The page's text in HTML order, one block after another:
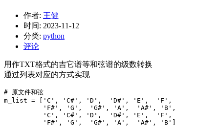
作者: 王健
时间: 2023-11-12
分类: python
评论
用作TXT格式的吉它谱等和弦谱的级数转换
通过列表对应的方式实现
# 原文件和弦
m_list = ['C', 'C#', 'D',  'D#', 'E',  'F',
          'F#', 'G',  'G#', 'A',  'A#', 'B',
          'C', 'C#', 'D',  'D#', 'E',  'F',
          'F#', 'G',  'G#', 'A',  'A#', 'B']